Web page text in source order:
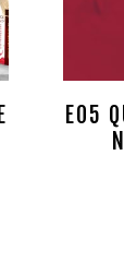
E05